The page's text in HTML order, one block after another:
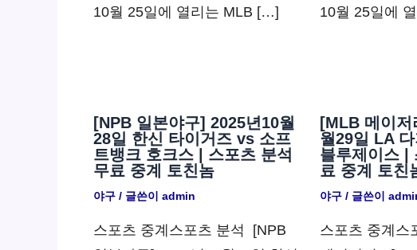
10월 25일에 열리는 MLB […]
10월 25일에
[NPB 일본야구] 2025년10월
28일 한신 타이거즈 vs 소프
트뱅크 호크스 | 스포츠 분석
무료 중계 토친놈
야구 / 글쓴이 admin
스포츠 중계스포츠 분석 ​ [NPB
[MLB 메이
월29일 LA
블루제이스 |
료 중계 토친
야구/ 글쓴이
스포츠 중계스